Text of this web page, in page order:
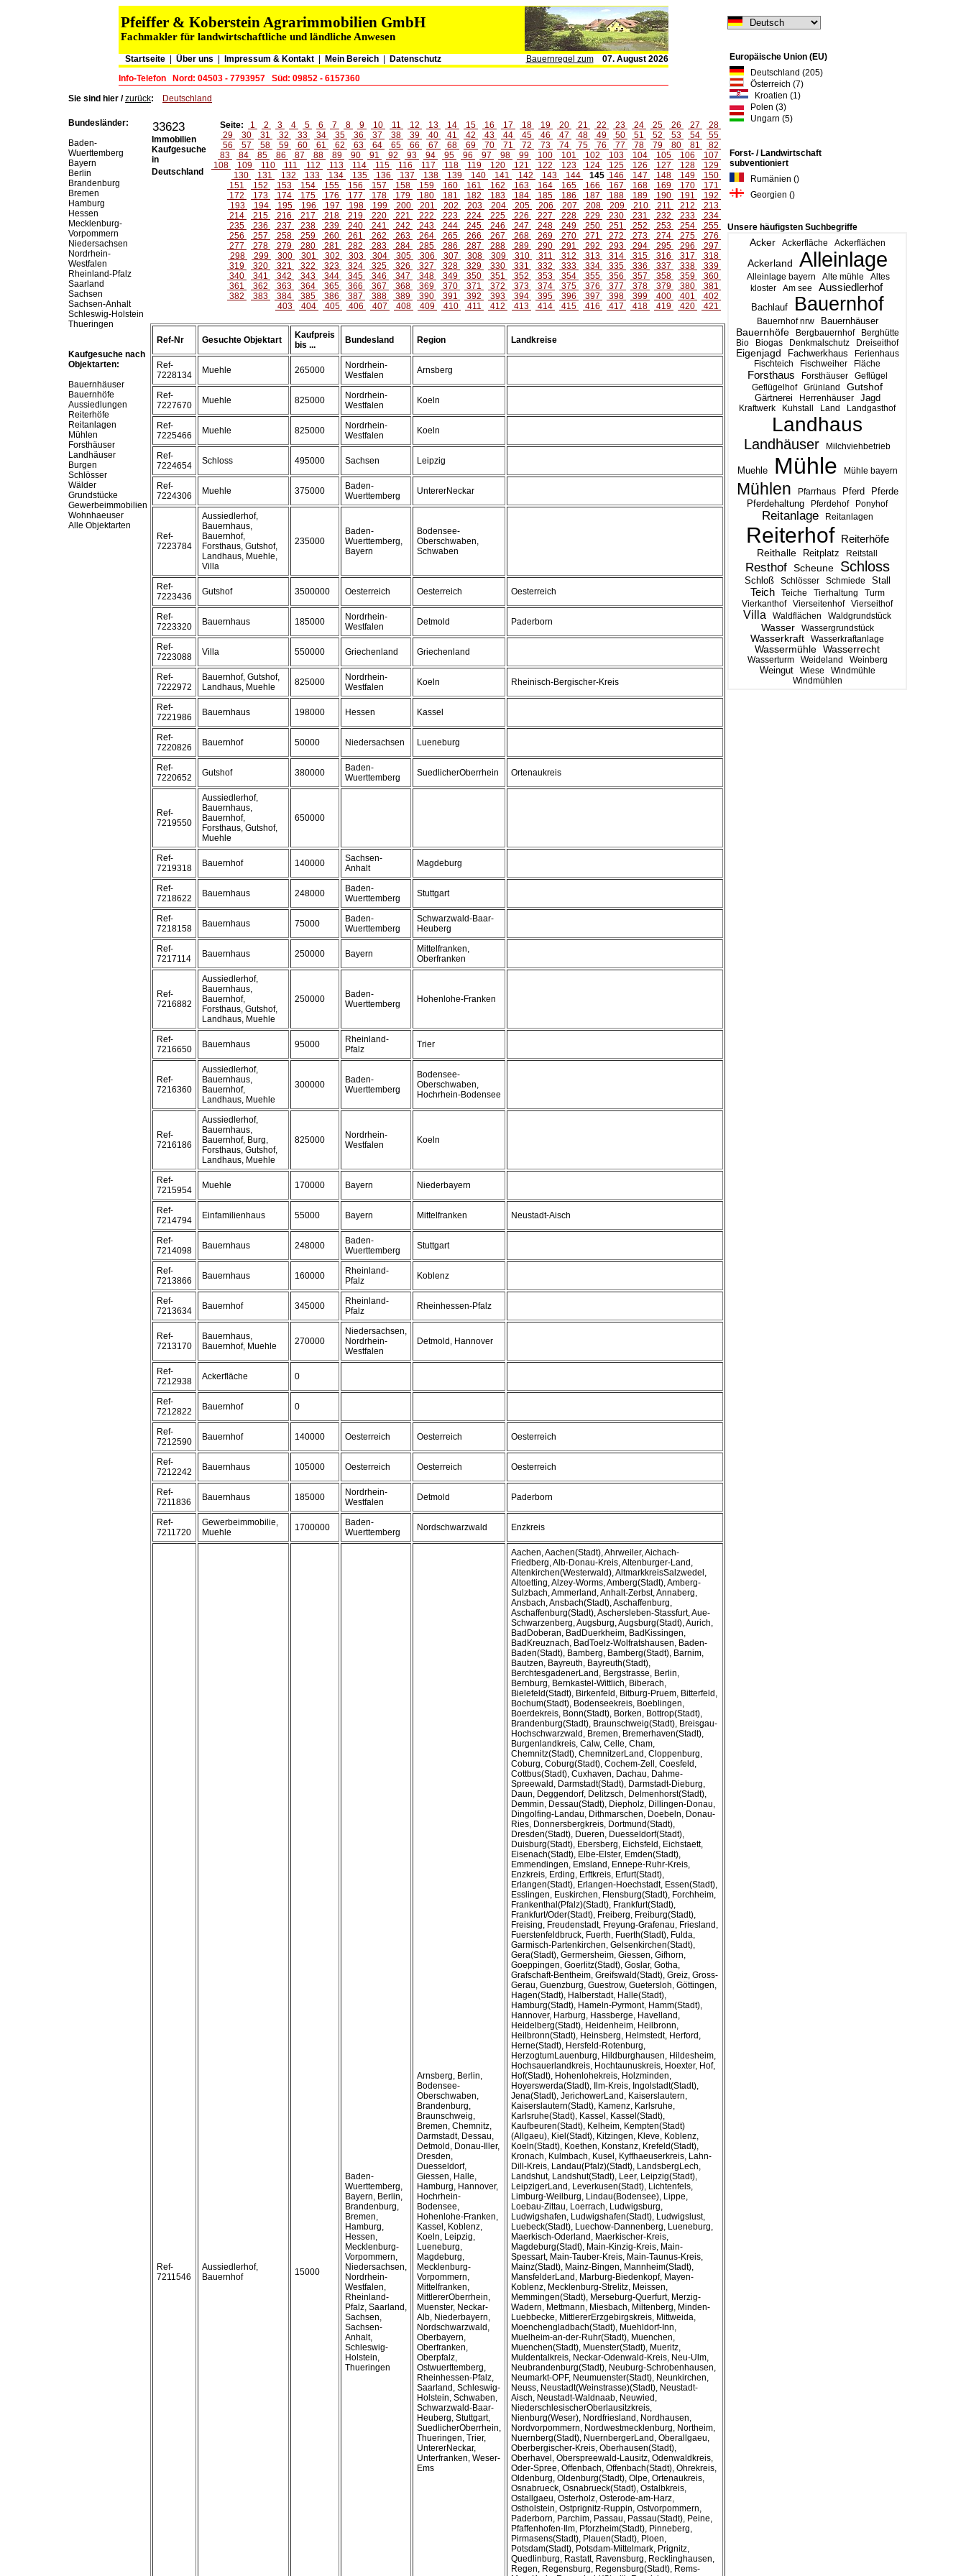
Pfeiffer & Koberstein Agrarimmobilien GmbH
Fachmakler für landwirtschaftliche und ländliche Anwesen
Startseite| Über uns Impressum & Kontakt| Mein Bereich Datenschutz Bauernregel zum
07. August 2026
Info-Telefon
Nord: 04503 - 7793957 Süd: 09852 - 6157360
Europäische Union (EU)
Deutschland (205)
Österreich (7)
Kroatien (1)
Polen (3)
Ungarn (5)
Forst- / Landwirtschaft
subventioniert
Rumänien ()
Georgien ()
Unsere häufigsten Suchbegriffe
Acker Ackerfläche Ackerflächen
Ackerland Alleinlage
Alleinlage bayern Alte mühle
Altes
kloster
Am see Aussiedlerhof
Bachlauf Bauernhof
Bauernhof nrw Bauernhäuser
Bauernhöfe Bergbauernhof
Berghütte
Bio
Biogas Denkmalschutz Dreiseithof
Eigenjagd Fachwerkhaus
Ferienhaus
Fischteich
Fischweiher Fläche
Forsthaus Forsthäuser
Geflügel
Geflügelhof
Grünland
Gutshof
Gärtnerei
Herrenhäuser Jagd
Kraftwerk Kuhstall Land Landgasthof
Landhaus
Landhäuser Milchviehbetrieb
Muehle Mühle Mühle bayern
Mühlen Pfarrhaus Pferd Pferde
Pferdehaltung Pferdehof Ponyhof
Reitanlage Reitanlagen
Reiterhof Reiterhöfe
Reithalle Reitplatz Reitstall
Resthof Scheune Schloss
Schloß Schlösser Schmiede Stall
Teich Teiche Tierhaltung
Turm
Vierkanthof
Vierseitenhof Vierseithof
Villa Waldflächen Waldgrundstück
Wasser Wassergrundstück
Wasserkraft Wasserkraftanlage
Wassermühle Wasserrecht
Wasserturm Weideland Weinberg
Weingut Wiese
Windmühle
Windmühlen
Sie sind hier /zurück: Deutschland
Bundesländer:
Baden-
Wuerttemberg
Bayern
Berlin
Brandenburg
Bremen
Hamburg
Hessen
Mecklenburg-
Vorpommern
Niedersachsen
Nordrhein-
Westfalen
Rheinland-Pfalz
Saarland
Sachsen
Sachsen-Anhalt
Schleswig-Holstein
Thueringen
Kaufgesuche nach
Objektarten:
Bauernhäuser
Bauernhöfe
Aussiedlungen
Reiterhöfe
Reitanlagen
Mühlen
Forsthäuser
Landhäuser
Burgen
Schlösser
Wälder
Grundstücke
Gewerbeimmobilien
Wohnhaeuser
Alle Objektarten
33623
Immobilien
Kaufgesuche
in
Deutschland
Seite: 1 2 3 4 5 6 7 8 9 10 11 12 13 14 15 16 17 18 19 20 21 22 23 24 25 26 27
28
29
30 31 32 33 34 35 36 37 38 39 40 41 42 43 44 45 46 47 48 49 50 51 52 53 54
55
56
57 58 59 60 61 62 63 64 65 66 67 68 69 70 71 72 73 74 75 76 77 78 79 80 81
82
83
84 85 86 87 88 89 90 91 92 93 94 95 96 97 98 99 100 101 102 103 104 105 106
107
108
109 110 111 112 113 114 115 116 117 118 119 120 121 122 123 124 125 126 127 128
129
130
131 132 133 134 135 136 137 138 139 140 141 142 143 144 145 146 147 148 149
150
151
152 153 154 155 156 157 158 159 160 161 162 163 164 165 166 167 168 169 170
171
172
173 174 175 176 177 178 179 180 181 182 183 184 185 186 187 188 189 190 191
192
193
194 195 196 197 198 199 200 201 202 203 204 205 206 207 208 209 210 211 212
213
214
215 216 217 218 219 220 221 222 223 224 225 226 227 228 229 230 231 232 233
234
235
236 237 238 239 240 241 242 243 244 245 246 247 248 249 250 251 252 253 254
255
256
257 258 259 260 261 262 263 264 265 266 267 268 269 270 271 272 273 274 275
276
277
278 279 280 281 282 283 284 285 286 287 288 289 290 291 292 293 294 295 296
297
298
299 300 301 302 303 304 305 306 307 308 309 310 311 312 313 314 315 316 317
318
319
320 321 322 323 324 325 326 327 328 329 330 331 332 333 334 335 336 337 338
339
340
341 342 343 344 345 346 347 348 349 350 351 352 353 354 355 356 357 358 359
360
361
362 363 364 365 366 367 368 369 370 371 372 373 374 375 376 377 378 379 380
381
382
383 384 385 386 387 388 389 390 391 392 393 394 395 396 397 398 399 400 401
402
403
404 405 406 407 408 409 410 411 412 413 414 415 416 417 418 419 420 421
Ref-Nr Gesuchte Objektart
Kaufpreis
bis ...
Bundesland Region Landkreise
Ref-
7228134
Muehle 265000
Nordrhein-
Westfalen
Arnsberg
Ref-
7227670
Muehle 825000
Nordrhein-
Westfalen
Koeln
Ref-
7225466
Muehle 825000
Nordrhein-
Westfalen
Koeln
Ref-
7224654
Schloss 495000 Sachsen Leipzig
Ref-
7224306
Muehle 375000
Baden-
Wuerttemberg
UntererNeckar
Ref-
7223784
Aussiedlerhof,
Bauernhaus,
Bauernhof,
Forsthaus, Gutshof,
Landhaus, Muehle,
Villa
235000
Baden-
Wuerttemberg,
Bayern
Bodensee-
Oberschwaben,
Schwaben
Ref-
7223436
Gutshof 3500000 Oesterreich Oesterreich Oesterreich
Ref-
7223320
Bauernhaus 185000
Nordrhein-
Westfalen
Detmold Paderborn
Ref-
7223088
Villa 550000 Griechenland Griechenland
Ref-
7222972
Bauernhof, Gutshof,
Landhaus, Muehle
825000
Nordrhein-
Westfalen
Koeln Rheinisch-Bergischer-Kreis
Ref-
7221986
Bauernhaus 198000 Hessen Kassel
Ref-
7220826
Bauernhof 50000 Niedersachsen Lueneburg
Ref-
7220652
Gutshof 380000
Baden-
Wuerttemberg
SuedlicherOberrhein Ortenaukreis
Ref-
7219550
Aussiedlerhof,
Bauernhaus,
Bauernhof,
Forsthaus, Gutshof,
Muehle
650000
Ref-
7219318
Bauernhof 140000
Sachsen-
Anhalt
Magdeburg
Ref-
7218622
Bauernhaus 248000
Baden-
Wuerttemberg
Stuttgart
Ref-
7218158
Bauernhaus 75000
Baden-
Wuerttemberg
Schwarzwald-Baar-
Heuberg
Ref-
7217114
Bauernhaus 250000 Bayern
Mittelfranken,
Oberfranken
Ref-
7216882
Aussiedlerhof,
Bauernhaus,
Bauernhof,
Forsthaus, Gutshof,
Landhaus, Muehle
250000
Baden-
Wuerttemberg
Hohenlohe-Franken
Ref-
7216650
Bauernhaus 95000
Rheinland-
Pfalz
Trier
Ref-
7216360
Aussiedlerhof,
Bauernhaus,
Bauernhof,
Landhaus, Muehle
300000
Baden-
Wuerttemberg
Bodensee-
Oberschwaben,
Hochrhein-Bodensee
Ref-
7216186
Aussiedlerhof,
Bauernhaus,
Bauernhof, Burg,
Forsthaus, Gutshof,
Landhaus, Muehle
825000
Nordrhein-
Westfalen
Koeln
Ref-
7215954
Muehle 170000 Bayern Niederbayern
Ref-
7214794
Einfamilienhaus 55000 Bayern Mittelfranken Neustadt-Aisch
Ref-
7214098
Bauernhaus 248000
Baden-
Wuerttemberg
Stuttgart
Ref-
7213866
Bauernhaus 160000
Rheinland-
Pfalz
Koblenz
Ref-
7213634
Bauernhof 345000
Rheinland-
Pfalz
Rheinhessen-Pfalz
Ref-
7213170
Bauernhaus,
Bauernhof, Muehle
270000
Niedersachsen,
Nordrhein-
Westfalen
Detmold, Hannover
Ref-
7212938
Ackerfläche 0
Ref-
7212822
Bauernhof 0
Ref-
7212590
Bauernhof 140000 Oesterreich Oesterreich Oesterreich
Ref-
7212242
Bauernhaus 105000 Oesterreich Oesterreich Oesterreich
Ref-
7211836
Bauernhaus 185000
Nordrhein-
Westfalen
Detmold Paderborn
Ref-
7211720
Gewerbeimmobilie,
Muehle
1700000
Baden-
Wuerttemberg
Nordschwarzwald Enzkreis
Ref-
7211546
Aussiedlerhof,
Bauernhof
15000
Baden-
Wuerttemberg,
Bayern, Berlin,
Brandenburg,
Bremen,
Hamburg,
Hessen,
Mecklenburg-
Vorpommern,
Niedersachsen,
Nordrhein-
Westfalen,
Rheinland-
Pfalz, Saarland,
Sachsen,
Sachsen-
Anhalt,
Schleswig-
Holstein,
Thueringen
Arnsberg, Berlin,
Bodensee-
Oberschwaben,
Brandenburg,
Braunschweig,
Bremen, Chemnitz,
Darmstadt, Dessau,
Detmold, Donau-Iller,
Dresden,
Duesseldorf,
Giessen, Halle,
Hamburg, Hannover,
Hochrhein-
Bodensee,
Hohenlohe-Franken,
Kassel, Koblenz,
Koeln, Leipzig,
Lueneburg,
Magdeburg,
Mecklenburg-
Vorpommern,
Mittelfranken,
MittlererOberrhein,
Muenster, Neckar-
Alb, Niederbayern,
Nordschwarzwald,
Oberbayern,
Oberfranken,
Oberpfalz,
Ostwuerttemberg,
Rheinhessen-Pfalz,
Saarland, Schleswig-
Holstein, Schwaben,
Schwarzwald-Baar-
Heuberg, Stuttgart,
SuedlicherOberrhein,
Thueringen, Trier,
UntererNeckar,
Unterfranken, Weser-
Ems
Aachen, Aachen(Stadt), Ahrweiler, Aichach-
Friedberg, Alb-Donau-Kreis, Altenburger-Land,
Altenkirchen(Westerwald), AltmarkkreisSalzwedel,
Altoetting, Alzey-Worms, Amberg(Stadt), Amberg-
Sulzbach, Ammerland, Anhalt-Zerbst, Annaberg,
Ansbach, Ansbach(Stadt), Aschaffenburg,
Aschaffenburg(Stadt), Aschersleben-Stassfurt, Aue-
Schwarzenberg, Augsburg, Augsburg(Stadt), Aurich,
BadDoberan, BadDuerkheim, BadKissingen,
BadKreuznach, BadToelz-Wolfratshausen, Baden-
Baden(Stadt), Bamberg, Bamberg(Stadt), Barnim,
Bautzen, Bayreuth, Bayreuth(Stadt),
BerchtesgadenerLand, Bergstrasse, Berlin,
Bernburg, Bernkastel-Wittlich, Biberach,
Bielefeld(Stadt), Birkenfeld, Bitburg-Pruem, Bitterfeld,
Bochum(Stadt), Bodenseekreis, Boeblingen,
Boerdekreis, Bonn(Stadt), Borken, Bottrop(Stadt),
Brandenburg(Stadt), Braunschweig(Stadt), Breisgau-
Hochschwarzwald, Bremen, Bremerhaven(Stadt),
Burgenlandkreis, Calw, Celle, Cham,
Chemnitz(Stadt), ChemnitzerLand, Cloppenburg,
Coburg, Coburg(Stadt), Cochem-Zell, Coesfeld,
Cottbus(Stadt), Cuxhaven, Dachau, Dahme-
Spreewald, Darmstadt(Stadt), Darmstadt-Dieburg,
Daun, Deggendorf, Delitzsch, Delmenhorst(Stadt),
Demmin, Dessau(Stadt), Diepholz, Dillingen-Donau,
Dingolfing-Landau, Dithmarschen, Doebeln, Donau-
Ries, Donnersbergkreis, Dortmund(Stadt),
Dresden(Stadt), Dueren, Duesseldorf(Stadt),
Duisburg(Stadt), Ebersberg, Eichsfeld, Eichstaett,
Eisenach(Stadt), Elbe-Elster, Emden(Stadt),
Emmendingen, Emsland, Ennepe-Ruhr-Kreis,
Enzkreis, Erding, Erftkreis, Erfurt(Stadt),
Erlangen(Stadt), Erlangen-Hoechstadt, Essen(Stadt),
Esslingen, Euskirchen, Flensburg(Stadt), Forchheim,
Frankenthal(Pfalz)(Stadt), Frankfurt(Stadt),
Frankfurt/Oder(Stadt), Freiberg, Freiburg(Stadt),
Freising, Freudenstadt, Freyung-Grafenau, Friesland,
Fuerstenfeldbruck, Fuerth, Fuerth(Stadt), Fulda,
Garmisch-Partenkirchen, Gelsenkirchen(Stadt),
Gera(Stadt), Germersheim, Giessen, Gifhorn,
Goeppingen, Goerlitz(Stadt), Goslar, Gotha,
Grafschaft-Bentheim, Greifswald(Stadt), Greiz, Gross-
Gerau, Guenzburg, Guestrow, Guetersloh, Göttingen,
Hagen(Stadt), Halberstadt, Halle(Stadt),
Hamburg(Stadt), Hameln-Pyrmont, Hamm(Stadt),
Hannover, Harburg, Hassberge, Havelland,
Heidelberg(Stadt), Heidenheim, Heilbronn,
Heilbronn(Stadt), Heinsberg, Helmstedt, Herford,
Herne(Stadt), Hersfeld-Rotenburg,
HerzogtumLauenburg, Hildburghausen, Hildesheim,
Hochsauerlandkreis, Hochtaunuskreis, Hoexter, Hof,
Hof(Stadt), Hohenlohekreis, Holzminden,
Hoyerswerda(Stadt), Ilm-Kreis, Ingolstadt(Stadt),
Jena(Stadt), JerichowerLand, Kaiserslautern,
Kaiserslautern(Stadt), Kamenz, Karlsruhe,
Karlsruhe(Stadt), Kassel, Kassel(Stadt),
Kaufbeuren(Stadt), Kelheim, Kempten(Stadt)
(Allgaeu), Kiel(Stadt), Kitzingen, Kleve, Koblenz,
Koeln(Stadt), Koethen, Konstanz, Krefeld(Stadt),
Kronach, Kulmbach, Kusel, Kyffhaeuserkreis, Lahn-
Dill-Kreis, Landau(Pfalz)(Stadt), LandsbergLech,
Landshut, Landshut(Stadt), Leer, Leipzig(Stadt),
LeipzigerLand, Leverkusen(Stadt), Lichtenfels,
Limburg-Weilburg, Lindau(Bodensee), Lippe,
Loebau-Zittau, Loerrach, Ludwigsburg,
Ludwigshafen, Ludwigshafen(Stadt), Ludwigslust,
Luebeck(Stadt), Luechow-Dannenberg, Lueneburg,
Maerkisch-Oderland, Maerkischer-Kreis,
Magdeburg(Stadt), Main-Kinzig-Kreis, Main-
Spessart, Main-Tauber-Kreis, Main-Taunus-Kreis,
Mainz(Stadt), Mainz-Bingen, Mannheim(Stadt),
MansfelderLand, Marburg-Biedenkopf, Mayen-
Koblenz, Mecklenburg-Strelitz, Meissen,
Memmingen(Stadt), Merseburg-Querfurt, Merzig-
Wadern, Mettmann, Miesbach, Miltenberg, Minden-
Luebbecke, MittlererErzgebirgskreis, Mittweida,
Moenchengladbach(Stadt), Muehldorf-Inn,
Muelheim-an-der-Ruhr(Stadt), Muenchen,
Muenchen(Stadt), Muenster(Stadt), Mueritz,
Muldentalkreis, Neckar-Odenwald-Kreis, Neu-Ulm,
Neubrandenburg(Stadt), Neuburg-Schrobenhausen,
Neumarkt-OPF, Neumuenster(Stadt), Neunkirchen,
Neuss, Neustadt(Weinstrasse)(Stadt), Neustadt-
Aisch, Neustadt-Waldnaab, Neuwied,
NiederschlesischerOberlausitzkreis,
Nienburg(Weser), Nordfriesland, Nordhausen,
Nordvorpommern, Nordwestmecklenburg, Northeim,
Nuernberg(Stadt), NuernbergerLand, Oberallgaeu,
Oberbergischer-Kreis, Oberhausen(Stadt),
Oberhavel, Oberspreewald-Lausitz, Odenwaldkreis,
Oder-Spree, Offenbach, Offenbach(Stadt), Ohrekreis,
Oldenburg, Oldenburg(Stadt), Olpe, Ortenaukreis,
Osnabrueck, Osnabrueck(Stadt), Ostalbkreis,
Ostallgaeu, Osterholz, Osterode-am-Harz,
Ostholstein, Ostprignitz-Ruppin, Ostvorpommern,
Paderborn, Parchim, Passau, Passau(Stadt), Peine,
Pfaffenhofen-Ilm, Pforzheim(Stadt), Pinneberg,
Pirmasens(Stadt), Plauen(Stadt), Ploen,
Potsdam(Stadt), Potsdam-Mittelmark, Prignitz,
Quedlinburg, Rastatt, Ravensburg, Recklinghausen,
Regen, Regensburg, Regensburg(Stadt), Rems-